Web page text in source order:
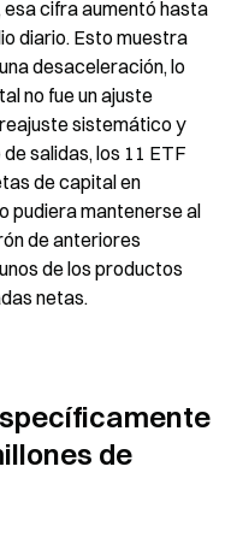
esa cifra aumentó hasta
diario. Esto muestra
desaceleración, lo
no fue un ajuste
sistemático y
salidas, los 11 ETF
de capital en
pudiera mantenerse al
de anteriores
de los productos
netas.
de